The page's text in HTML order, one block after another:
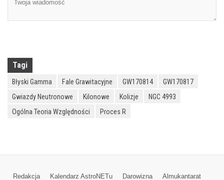
Tagi
Błyski Gamma Fale Grawitacyjne GW170814
GW170817
Gwiazdy Neutronowe
Kilonowe Kolizje
NGC 4993
Ogólna Teoria Względności
Proces R
Redakcja Kalendarz AstroNETu Darowizna
Almukantarat